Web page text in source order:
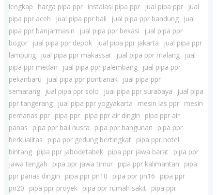
lengkap
harga pipa ppr instalasi pipa ppr jual pipa ppr
jual
pipa ppr aceh
jual pipa ppr bali jual pipa ppr bandung
jual
pipa ppr banjarmasin
jual pipa ppr bekasi
jual pipa ppr
bogor
jual pipa ppr depok jual pipa ppr jakarta
jual pipa ppr
lampung
jual pipa ppr makassar jual pipa ppr malang
jual
pipa ppr medan
jual pipa ppr palembang
jual pipa ppr
pekanbaru
jual pipa ppr pontianak
jual pipa ppr
semarang
jual pipa ppr solo jual pipa ppr surabaya
jual pipa
ppr tangerang
jual pipa ppr yogyakarta mesin las ppr mesin
pemanas ppr pipa ppr pipa ppr air dingin
pipa ppr air
panas
pipa ppr bali nusra pipa ppr bangunan
pipa ppr
berkualitas
pipa ppr gedung bertingkat
pipa ppr hotel
bintang pipa ppr jabodetabek pipa ppr jawa barat
pipa ppr
jawa tengah
pipa ppr jawa timur pipa ppr kalimantan
pipa
ppr panas dingin
pipa ppr pn10 pipa ppr pn16
pipa ppr
pn20
pipa ppr proyek pipa ppr rumah sakit pipa ppr